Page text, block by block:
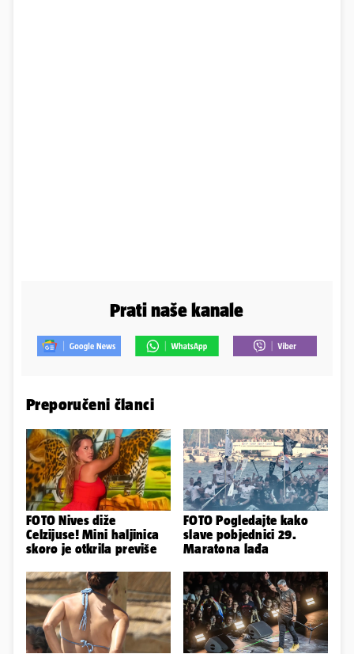
Prati naše kanale
Preporučeni članci
FOTO Nives diže
Celzijuse! Mini haljinica
skoro je otkrila previše
FOTO Pogledajte kako
slave pobjednici 29.
Maratona lađa